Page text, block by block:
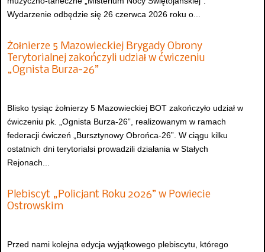
Wydarzenie odbędzie się 26 czerwca 2026 roku o...
Żołnierze 5 Mazowieckiej Brygady Obrony
Terytorialnej zakończyli udział w ćwiczeniu
„Ognista Burza-26”
Blisko tysiąc żołnierzy 5 Mazowieckiej BOT zakończyło udział w
ćwiczeniu pk. „Ognista Burza-26”, realizowanym w ramach
federacji ćwiczeń „Bursztynowy Obrońca-26”. W ciągu kilku
ostatnich dni terytorialsi prowadzili działania w Stałych
Rejonach...
Plebiscyt „Policjant Roku 2026” w Powiecie
Ostrowskim
Przed nami kolejna edycja wyjątkowego plebiscytu, którego